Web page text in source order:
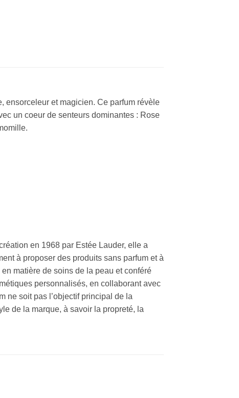
ensorceleur et magicien. Ce parfum révèle
un coeur de senteurs dominantes : Rose
en 1968 par Estée Lauder, elle a
à proposer des produits sans parfum et à
matière de soins de la peau et conféré
personnalisés, en collaborant avec
ne soit pas l’objectif principal de la
de la marque, à savoir la propreté, la